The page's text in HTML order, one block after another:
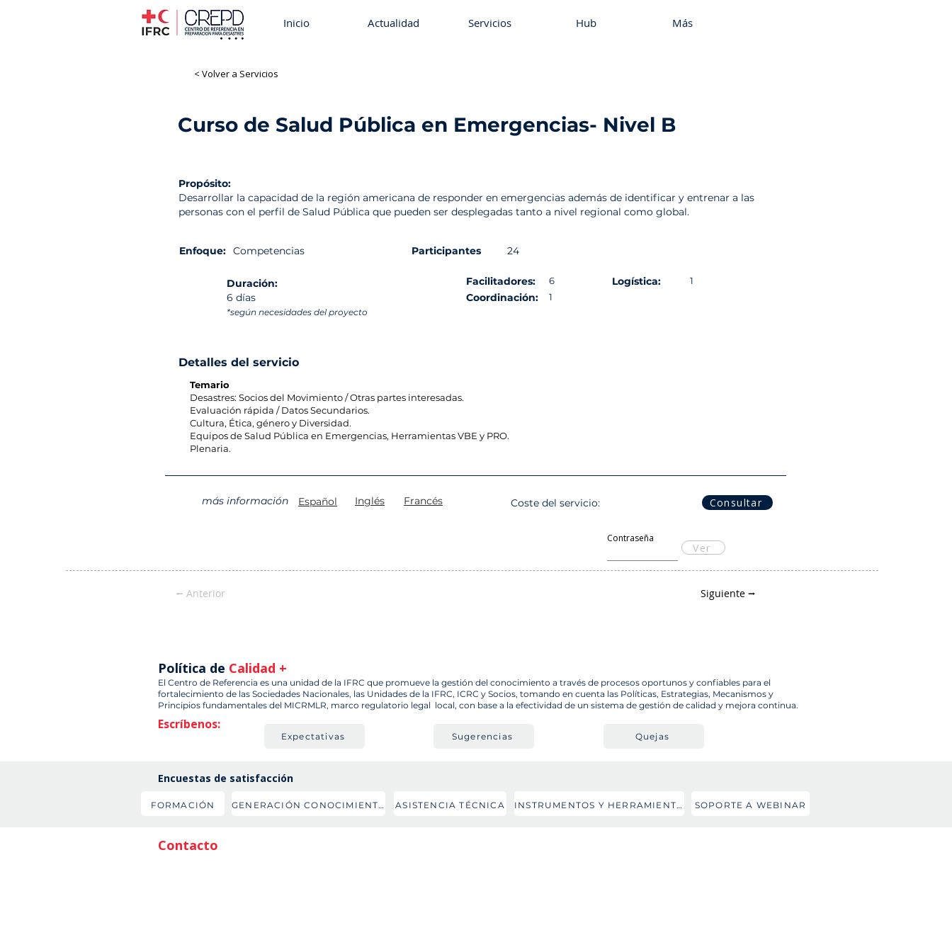
Inicio Actualidad Servicios Hub Más
< Volver a Servicios
Curso de Salud Pública en Emergencias- Nivel B
Propósito:
Desarrollar la capacidad de la región americana de responder en emergencias además de identificar y entrenar a las
personas con el perfil de Salud Pública que pueden ser desplegadas tanto a nivel regional como global.
Enfoque: Competencias
Duración:
6 días
*según necesidades del proyecto
Participantes 24
Facilitadores:
Coordinación:
6 Logística:
1
1
Detalles del servicio
Temario
Desastres: Socios del Movimiento / Otras partes interesadas.
Evaluación rápida / Datos Secundarios.
Cultura, Ética, género y Diversidad.
Equipos de Salud Pública en Emergencias, Herramientas VBE y PRO.
Plenaria.
más información Español Inglés Francés Coste del servicio: Consultar
Contraseña
Ver
⭠ Anterior Siguiente ⭢
Política de Calidad +
El Centro de Referencia es una unidad de la IFRC que promueve la gestión del conocimiento a través de procesos oportunos y confiables para el
fortalecimiento de las Sociedades Nacionales, las Unidades de la IFRC, ICRC y Socios, tomando en cuenta las Políticas, Estrategias, Mecanismos y
Principios fundamentales del MICRMLR, marco regulatorio legal local, con base a la efectividad de un sistema de gestión de calidad y mejora continua.
Expectativas
Escríbenos:
Sugerencias Quejas
Encuestas de satisfacción
FORMACIÓN GENERACIÓN CONOCIMIENTO ASISTENCIA TÉCNICA INSTRUMENTOS Y HERRAMIENTAS SOPORTE A WEBINAR
Contacto